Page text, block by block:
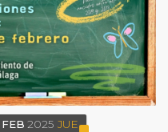
FEB 2025 JUE